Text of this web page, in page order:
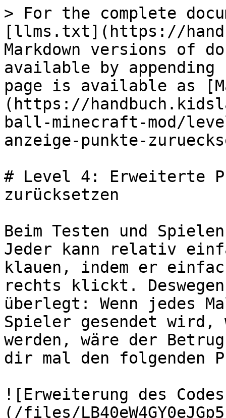
> For the complete
[llms.txt](https://
Markdown versions of
available by
page is available as
(https://
ball-minecraft-mod/
anzeige-punkte-
# Level 4: Erweiterte
zurücksetzen
Beim Testen und
Jeder kann relativ
klauen, indem er
rechts klickt.
überlegt: Wenn jedes
Spieler gesendet wird,
werden, wäre der
dir mal den folgenden
![Erweiterung des
(/files/